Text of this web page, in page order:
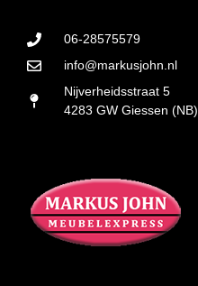
06-28575579
info@markusjohn.nl
Nijverheidsstraat 5
4283 GW Giessen (NB)